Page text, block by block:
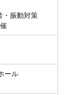
・振動対策
ール